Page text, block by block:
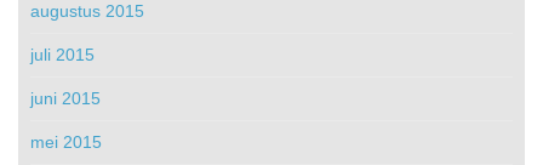
augustus 2015
juli 2015
juni 2015
mei 2015